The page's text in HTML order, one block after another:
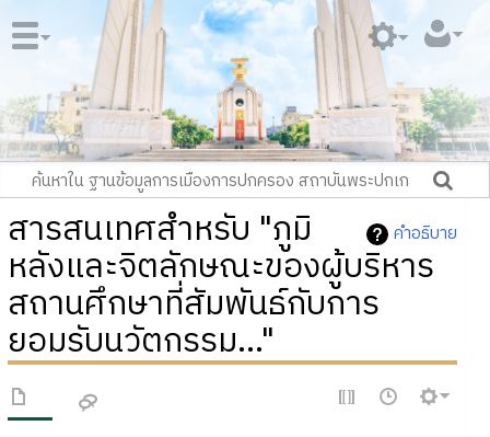
คำอธิบาย
สารสนเทศสำหรับ "ภูมิ
หลังและจิตลักษณะของผู้บริหาร
สถานศึกษาที่สัมพันธ์กับการ
ยอมรับนวัตกรรม..."